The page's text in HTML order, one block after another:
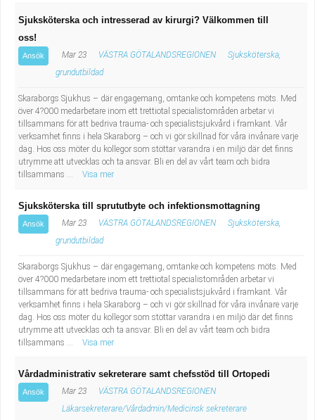
Sjuksköterska och intresserad av kirurgi? Välkommen till
oss!
Ansök Mar 23 VÄSTRA GÖTALANDSREGIONEN
Sjuksköterska,
grundutbildad
Skaraborgs Sjukhus – där engagemang, omtanke och kompetens möts. Med
över 4?000 medarbetare inom ett trettiotal specialistområden arbetar vi
tillsammans för att bedriva trauma- och specialistsjukvård i framkant. Vår
verksamhet finns i hela Skaraborg – och vi gör skillnad för våra invånare varje
dag. Hos oss möter du kollegor som stöttar varandra i en miljö där det finns
utrymme att utvecklas och ta ansvar. Bli en del av vårt team och bidra
tillsammans ...
Visa mer
Sjuksköterska till sprututbyte och infektionsmottagning
Ansök Mar 23 VÄSTRA GÖTALANDSREGIONEN
Sjuksköterska,
grundutbildad
Skaraborgs Sjukhus – där engagemang, omtanke och kompetens möts. Med
över 4?000 medarbetare inom ett trettiotal specialistområden arbetar vi
tillsammans för att bedriva trauma- och specialistsjukvård i framkant. Vår
verksamhet finns i hela Skaraborg – och vi gör skillnad för våra invånare varje
dag. Hos oss möter du kollegor som stöttar varandra i en miljö där det finns
utrymme att utvecklas och ta ansvar. Bli en del av vårt team och bidra
tillsammans ...
Visa mer
Vårdadministrativ sekreterare samt chefsstöd till Ortopedi
Ansök Mar 23
VÄSTRA GÖTALANDSREGIONEN
Läkarsekreterare/Vårdadmin/Medicinsk sekreterare